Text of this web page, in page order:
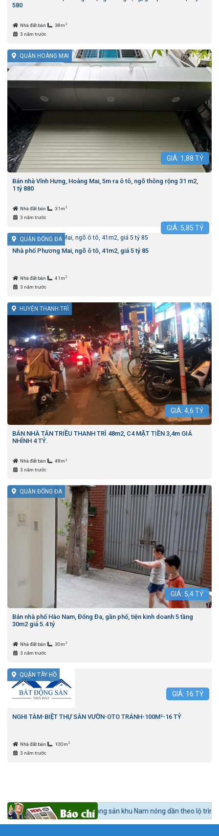
580
Nhà đất bán 38m 2
3 năm trước
QUẬN HOÀNG MAI
GIÁ: 1,88 TỶ
Bán nhà Vĩnh Hưng, Hoàng Mai, 5m ra ô tô, ngõ thông rộng 31 m2,
1 tỷ 880
Nhà đất bán 31m 2
3 năm trước
QUẬN ĐỐNG ĐA
GIÁ: 5,85 TỶ
Nhà phố Phương Mai, ngõ ô tô, 41m2, giá 5 tỷ 85
Nhà đất bán 41m 2
3 năm trước
HUYỆN THANH TRÌ
GIÁ: 4,6 TỶ
BÁN NHÀ TÂN TRIỀU THANH TRÌ 48m2, C4 MẶT TIỀN 3,4m GIÁ
NHỈNH 4 TỶ.
Nhà đất bán 48m 2
3 năm trước
QUẬN ĐỐNG ĐA
GIÁ: 5,4TỶ
Bán nhà phố Hào Nam, Đống Đa, gần phố, tiện kinh doanh 5 tầng
30m2 giá 5.4 tỷ
Nhà đất bán 30m 2
3 năm trước
QUẬN TÂY HỒ
GIÁ: 16 TỶ
NGHI TÀM-BIỆT THỰ SÂN VƯỜN-OTO TRÁNH-100M²-16 TỶ
Nhà đất bán 100m 2
3 năm trước
24h BĐS:Bất động sản khu Nam nóng dần theo lộ trình lên quận